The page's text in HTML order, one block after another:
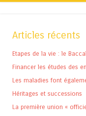
Articles récents
Etapes de la vie : le
Financer les études des
Les maladies font
Héritages et successions
La première union «